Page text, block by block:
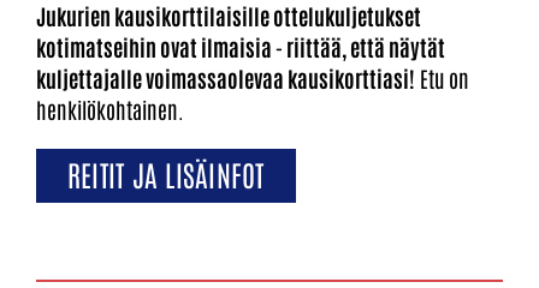
Jukurien kausikorttilaisille ottelukuljetukset
kotimatseihin ovat ilmaisia - riittää, että näytät
kuljettajalle voimassaolevaa kausikorttiasi! Etu on
henkilökohtainen.
REITIT JA LISÄINFOT